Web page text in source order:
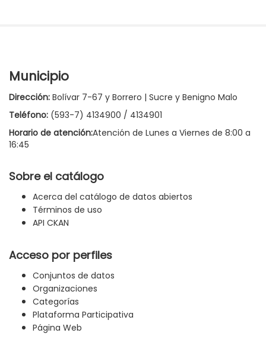
Municipio
Dirección: Bolívar 7-67 y Borrero | Sucre y Benigno Malo
Teléfono: (593-7) 4134900 / 4134901
Horario de atención:Atención de Lunes a Viernes de 8:00 a
16:45
Sobre el catálogo
Acerca del catálogo de datos abiertos
Términos de uso
API CKAN
Acceso por perfiles
Conjuntos de datos
Organizaciones
Categorías
Plataforma Participativa
Página Web